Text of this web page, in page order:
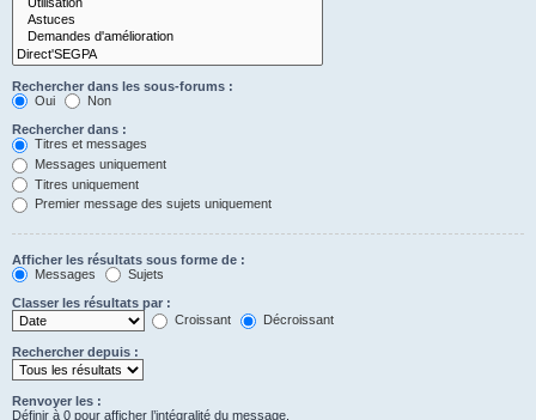
Rechercher dans les sous-forums :
Oui
Non
Rechercher dans :
Titres et messages
Messages uniquement
Titres uniquement
Premier message des sujets uniquement
Afficher les résultats sous forme de :
Messages
Sujets
Classer les résultats par :
Croissant
Décroissant
Rechercher depuis :
Renvoyer les :
Définir à 0 pour afficher l’intégralité du message.